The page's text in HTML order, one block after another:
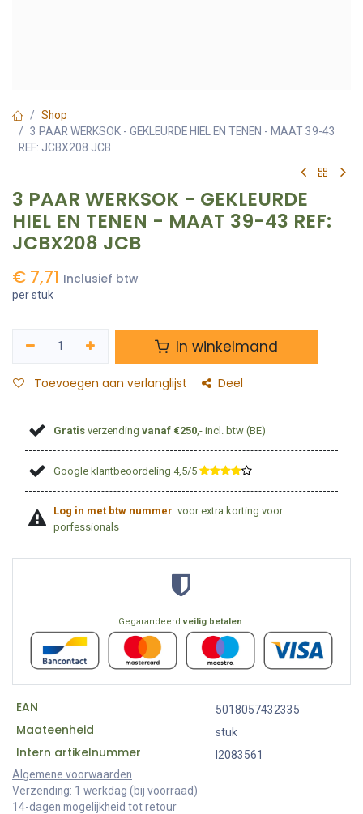
Shop
3 PAAR WERKSOK - GEKLEURDE HIEL EN TENEN - MAAT 39-43
REF: JCBX208 JCB
3 PAAR WERKSOK - GEKLEURDE
HIEL EN TENEN - MAAT 39-43 REF:
JCBX208 JCB
€ 7,71 Inclusief btw
per stuk
In winkelmand
Toevoegen aan verlanglijst Deel
Gratis verzendingvanaf €250 ,- incl. btw (BE)
Google klantbeoordeling 4,5/5 ​
Log in met btw nummer voor extra korting voor
porfessionals
Gegarandeerdveilig betalen
EAN 5018057432335
Maateenheid stuk
Intern artikelnummer
I2083561
Algemene voorwaarden
Verzending: 1 werkdag (bij voorraad)
14-dagen mogelijkheid tot retour